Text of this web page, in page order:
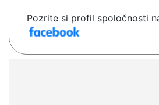
Pozrite si profil spoločnosti